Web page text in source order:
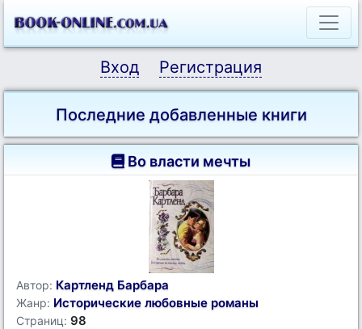
Вход Регистрация
Последние добавленные книги
Во власти мечты
Автор: Картленд Барбара
Жанр: Исторические любовные романы
Страниц: 98